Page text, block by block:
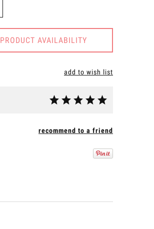
AVAILABILITY
add to wish list
recommend to a friend